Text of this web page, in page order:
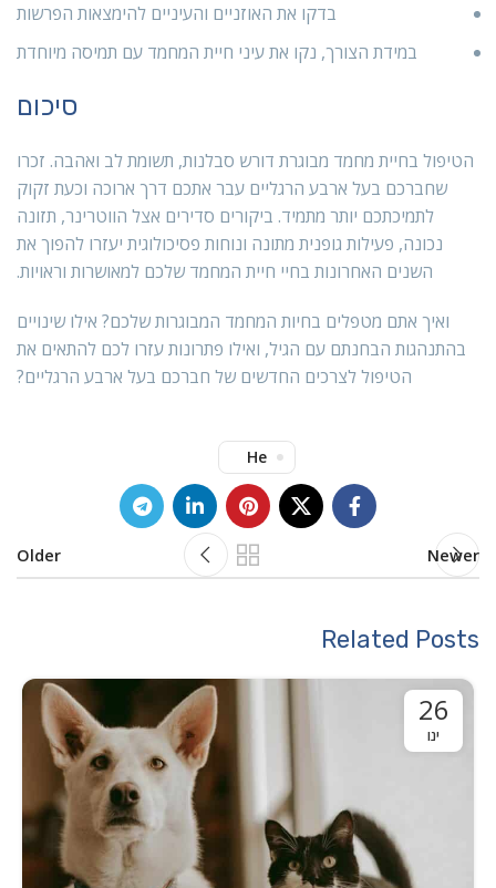
בדקו את האוזניים והעיניים להימצאות הפרשות
במידת הצורך, נקו את עיני חיית המחמד עם תמיסה מיוחדת
סיכום
הטיפול בחיית מחמד מבוגרת דורש סבלנות, תשומת לב ואהבה. זכרו
שחברכם בעל ארבע הרגליים עבר אתכם דרך ארוכה וכעת זקוק
לתמיכתכם יותר מתמיד. ביקורים סדירים אצל הווטרינר, תזונה
נכונה, פעילות גופנית מתונה ונוחות פסיכולוגית יעזרו להפוך את
השנים האחרונות בחיי חיית המחמד שלכם למאושרות וראויות.
ואיך אתם מטפלים בחיות המחמד המבוגרות שלכם? אילו שינויים
בהתנהגות הבחנתם עם הגיל, ואילו פתרונות עזרו לכם להתאים את
הטיפול לצרכים החדשים של חברכם בעל ארבע הרגליים?
He
Newer
Older
Related Posts
26
ינו